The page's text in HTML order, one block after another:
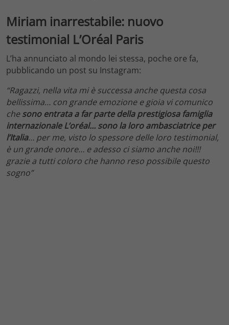
Miriam inarrestabile: nuovo
testimonial L’Oréal Paris
L’ha annunciato al mondo lei stessa, poche ore fa,
pubblicando un post su Instagram:
“Ragazzi, nella vita mi è successa anche questa cosa
bellissima… con grande emozione e gioia vi comunico
chesono entrata a far parte della prestigiosa famiglia
internazionale L’oréal… sono la loro ambasciatrice per
l’Italia… per me, visto lo spessore delle loro testimonial,
è un grande onore… e adesso ci siamo anche noi!!!
grazie a tutti coloro che hanno reso possibile questo
sogno”